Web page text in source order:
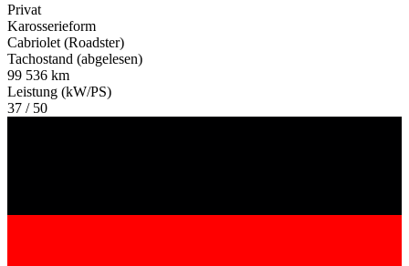
Privat
Karosserieform
Cabriolet (Roadster)
Tachostand (abgelesen)
99 536 km
Leistung (kW/PS)
37 / 50